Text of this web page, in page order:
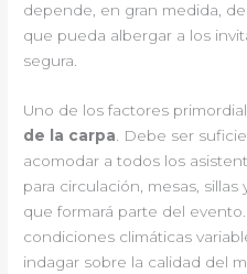
depende, en gran medida,
que pueda albergar a los
segura.
Uno de los factores
de la carpa . Debe ser
acomodar a todos los
para circulación, mesas,
que formará parte del
condiciones climáticas
indagar sobre la calidad del